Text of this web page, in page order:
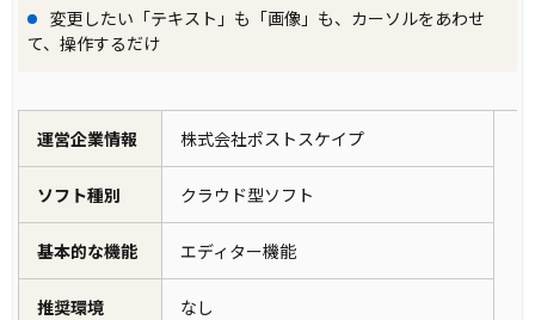
変更したい「テキスト」も「画像」も、カーソルをあわせ
て、操作するだけ
運営企業情報 株式会社ポストスケイプ
ソフト種別 クラウド型ソフト
基本的な機能 エディター機能
推奨環境 なし